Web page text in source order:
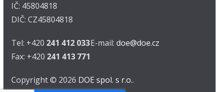
IČ: 45804818
DIČ: CZ45804818
Tel: +420 241 412 033
Fax: +420 241 413 771
E-mail: doe@doe.cz
Copyright © 2026 DOE spol. s r.o..